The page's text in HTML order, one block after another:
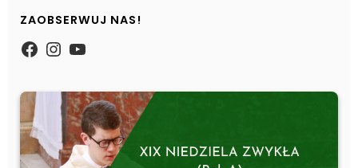
ZAOBSERWUJ NAS!
https://www.facebook.com/
Instagram
YouTube